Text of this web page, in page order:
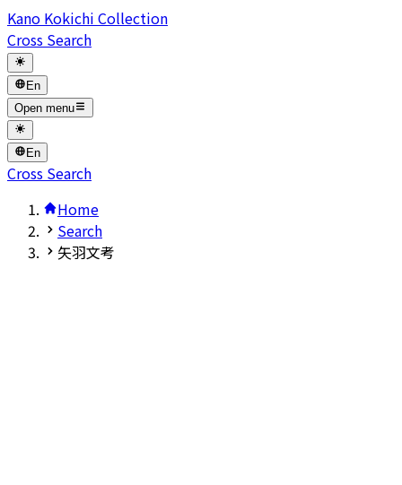
Kano Kokichi Collection
Cross Search
En
Open menu
En
Cross Search
Home
Search
矢羽文考